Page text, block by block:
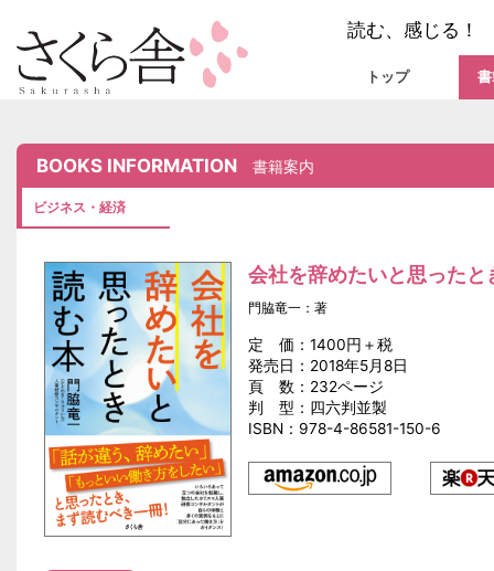
読む、感じる
トップ
BOOKS INFORMATION 書籍案内
ビジネス・経済
会社を辞めたいと思ったと
門脇竜一：著
定 価：1400円＋税
発売日：2018年5月8日
頁 数：232ページ
判 型：四六判並製
ISBN：978-4-86581-150-6